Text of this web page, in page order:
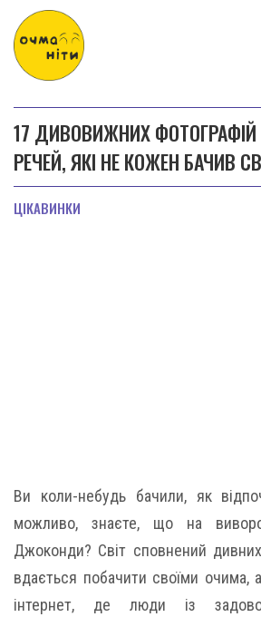
17 ДИВОВИЖНИХ ФОТОГРАФІЙ
РЕЧЕЙ, ЯКІ НЕ КОЖЕН БАЧИВ
ЦІКАВИНКИ
Ви коли-небудь бачили, як
можливо, знаєте, що на
Джоконди? Світ сповнений
вдається побачити своїми очима,
інтернет, де люди із